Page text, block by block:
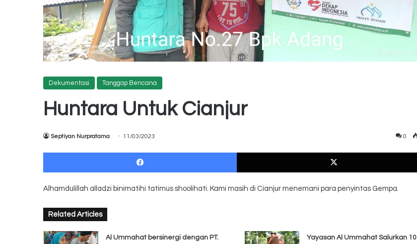
Dekumentasi Tanggap Bencana
Huntara Untuk Cianjur
Septiyan Nurpratama 11/03/2023 0
Facebook
Alhamdulillah alladzi binimatihi tatimus shoolihati. Kami masih di Cianjur menemani para penyintas Gempa.
Related Articles
Al Ummahat bersinergi dengan PT.
Yayasan Al Ummahat Salurkan 10